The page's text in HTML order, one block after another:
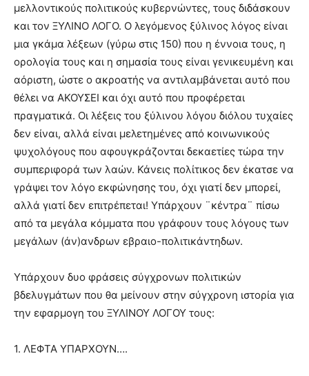
μελλοντικούς πολιτικούς κυβερνώντες, τους διδάσκουν
και τον ΞΥΛΙΝΟ ΛΟΓΟ. Ο λεγόμενος ξύλινος λόγος είναι
μια γκάμα λέξεων (γύρω στις 150) που η έννοια τους, η
ορολογία τους και η σημασία τους είναι γενικευμένη και
αόριστη, ώστε ο ακροατής να αντιλαμβάνεται αυτό που
θέλει να ΑΚΟΥΣΕΙ και όχι αυτό που προφέρεται
πραγματικά. Οι λέξεις του ξύλινου λόγου διόλου τυχαίες
δεν είναι, αλλά είναι μελετημένες από κοινωνικούς
ψυχολόγους που αφουγκράζονται δεκαετίες τώρα την
συμπεριφορά των λαών. Κάνεις πολίτικος δεν έκατσε να
γράψει τον λόγο εκφώνησης του, όχι γιατί δεν μπορεί,
αλλά γιατί δεν επιτρέπεται! Υπάρχουν ¨κέντρα¨ πίσω
από τα μεγάλα κόμματα που γράφουν τους λόγους των
μεγάλων (άν)ανδρων εβραιο-πολιτικάντηδων.
Υπάρχουν δυο φράσεις σύγχρονων πολιτικών
βδελυγμάτων που θα μείνουν στην σύγχρονη ιστορία για
την εφαρμογη του ΞΥΛΙΝΟΥ ΛΟΓΟΥ τους:
1. ΛΕΦΤΑ ΥΠΑΡΧΟΥΝ….